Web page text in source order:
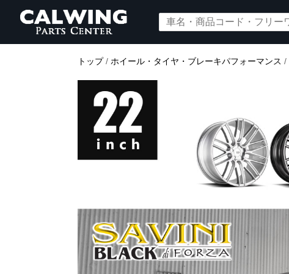
トップ/ ホイール・タイヤ・ブレーキパフォーマンス /